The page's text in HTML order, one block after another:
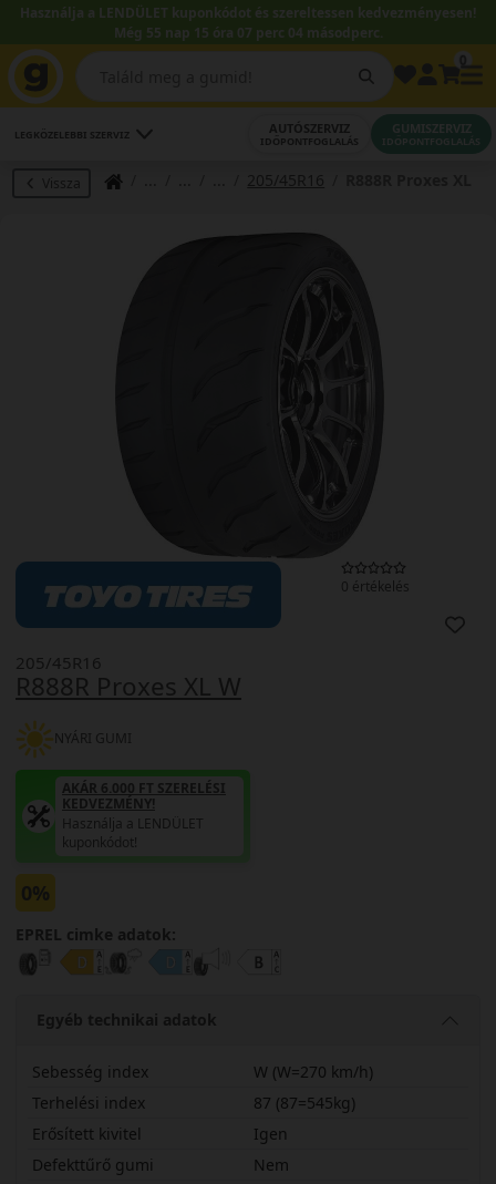
Használja a LENDÜLET kuponkódot és szereltessen kedvezményesen!
Még 55 nap 15 óra 07 perc 04 másodperc.
LEGKÖZELEBBI SZERVIZ AUTÓSZERVIZ
IDŐPONTFOGLALÁS
GUMISZERVIZ
IDŐPONTFOGLALÁS
Vissza 205/45R16
0 értékelés
R888R Proxes XL W
205/45R16
NYÁRI GUMI
AKÁR 6.000 FT SZERELÉSI
KEDVEZMÉNY!
Használja a LENDÜLET
kuponkódot!
0%
EPREL cimke adatok:
Egyéb technikai adatok
Sebesség index
W (W=270 km/h)
Terhelési index
87 (87=545kg)
Erősített kivitel
Igen
Defekttűrő gumi
Nem